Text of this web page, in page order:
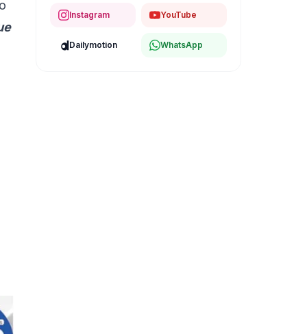
Instagram YouTube
Dailymotion WhatsApp